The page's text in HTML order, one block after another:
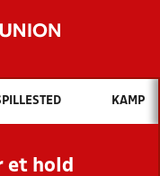
vil du søge efter?
OG NYHEDER
KLUBBER OG
KAMP
et hold